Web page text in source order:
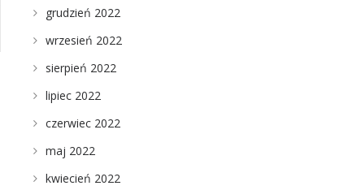
grudzień 2022
wrzesień 2022
sierpień 2022
lipiec 2022
czerwiec 2022
maj 2022
kwiecień 2022